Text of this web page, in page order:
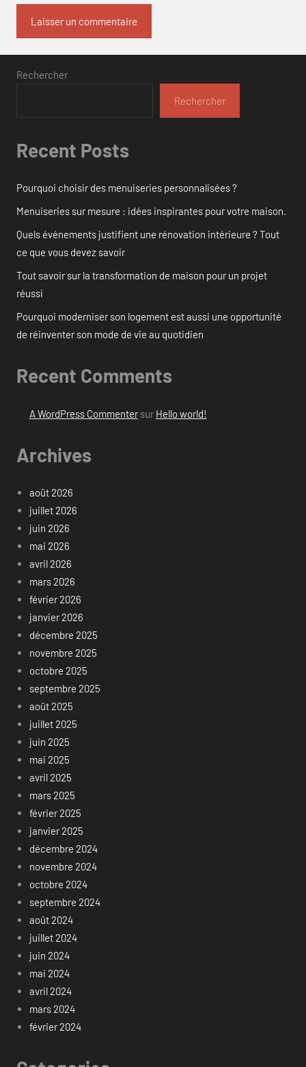
Rechercher
Rechercher
Recent Posts
Pourquoi choisir des menuiseries personnalisées ?
Menuiseries sur mesure : idées inspirantes pour votre maison.
Quels événements justifient une rénovation intérieure ? Tout
ce que vous devez savoir
Tout savoir sur la transformation de maison pour un projet
réussi
Pourquoi moderniser son logement est aussi une opportunité
de réinventer son mode de vie au quotidien
Recent Comments
A WordPress Commentersur Hello world!
Archives
août 2026
juillet 2026
juin 2026
mai 2026
avril 2026
mars 2026
février 2026
janvier 2026
décembre 2025
novembre 2025
octobre 2025
septembre 2025
août 2025
juillet 2025
juin 2025
mai 2025
avril 2025
mars 2025
février 2025
janvier 2025
décembre 2024
novembre 2024
octobre 2024
septembre 2024
août 2024
juillet 2024
juin 2024
mai 2024
avril 2024
mars 2024
février 2024